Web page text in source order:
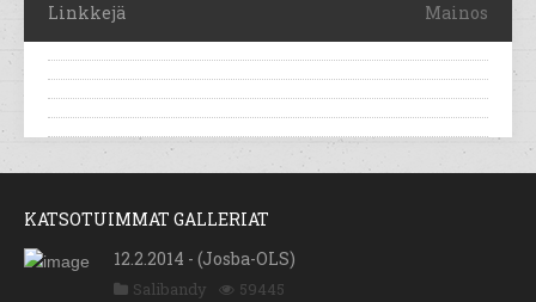
Linkkejä Mainos
KATSOTUIMMAT GALLERIAT
12.2.2014 - (Josba-OLS)
Salibandy 59445